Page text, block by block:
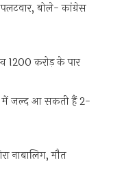
पलटवार, बोले- कांग्रेस
1200 करोड़ के पार
में जल्द आ सकती हैं 2-
नाबालिग, मौत